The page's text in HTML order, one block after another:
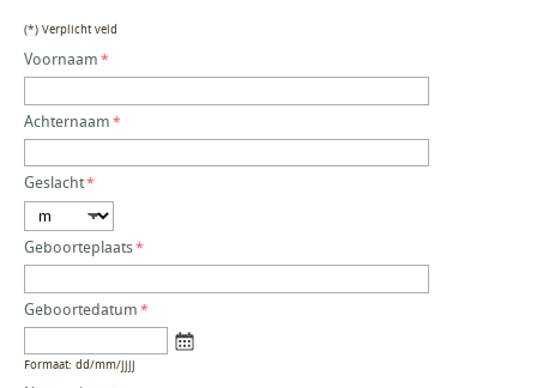
(*) Verplicht veld
Voornaam
Achternaam
Geslacht
Geboorteplaats
Geboortedatum
Formaat: dd/mm/jjjj